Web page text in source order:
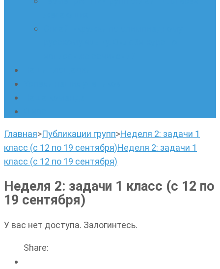
Главная>Публикации групп>Неделя 2: задачи 1
класс (с 12 по 19 сентября)Неделя 2: задачи 1
класс (с 12 по 19 сентября)
Неделя 2: задачи 1 класс (с 12 по
19 сентября)
У вас нет доступа. Залогинтесь.
Share: